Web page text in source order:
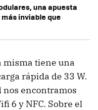
una apuesta
inviable que
misma tiene una
rápida de 33 W.
nos encontramos
6 y NFC. Sobre el